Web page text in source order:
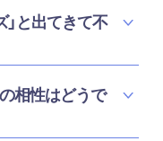
」と出てきて不
相性はどうで